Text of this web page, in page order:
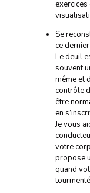
Se
ce dernier
Le deuil
souvent
même et
contrôle
être
en
Je vous
votre
propose
quand